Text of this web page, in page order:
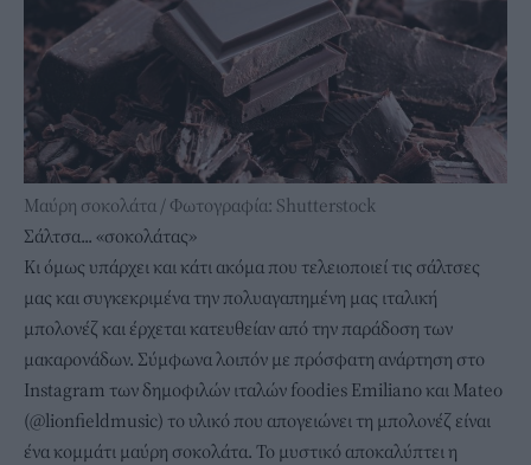
Μαύρη σοκολάτα / Φωτογραφία: Shutterstock
Σάλτσα... «σοκολάτας»
Κι όμως υπάρχει και κάτι ακόμα που τελειοποιεί τις σάλτσες
μας και συγκεκριμένα την πολυαγαπημένη μας ιταλική
μπολονέζ και έρχεται κατευθείαν από την παράδοση των
μακαρονάδων. Σύμφωνα λοιπόν με πρόσφατη ανάρτηση στο
Instagram των δημοφιλών ιταλών foodies Emiliano και Mateo
(@lionfieldmusic) το υλικό που απογειώνει τη μπολονέζ είναι
ένα κομμάτι μαύρη σοκολάτα. Το μυστικό αποκαλύπτει η